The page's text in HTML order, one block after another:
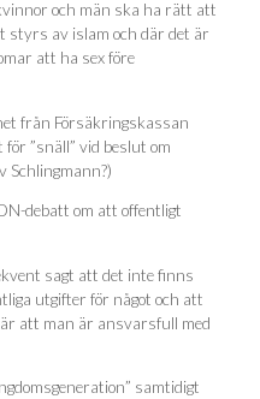
och män ska ha rätt att
styrs av islam och där det är
att ha sex före
från Försäkringskassan
”snäll” vid beslut om
Schlingmann?)
debatt om att offentligt
sagt att det inte finns
utgifter för något och att
att man är ansvarsfull med
samtidigt